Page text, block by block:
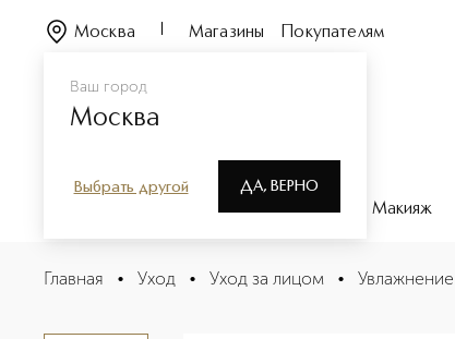
Ваш город
Москва
Выбрать другой ДА, ВЕРНО
Москва Магазины Покупателям
Парфюмерия Макияж
Thalgomen Интенсивный увлажняющий крем
Описание
Главная • Уход • Уход за лицом • Увлажнение